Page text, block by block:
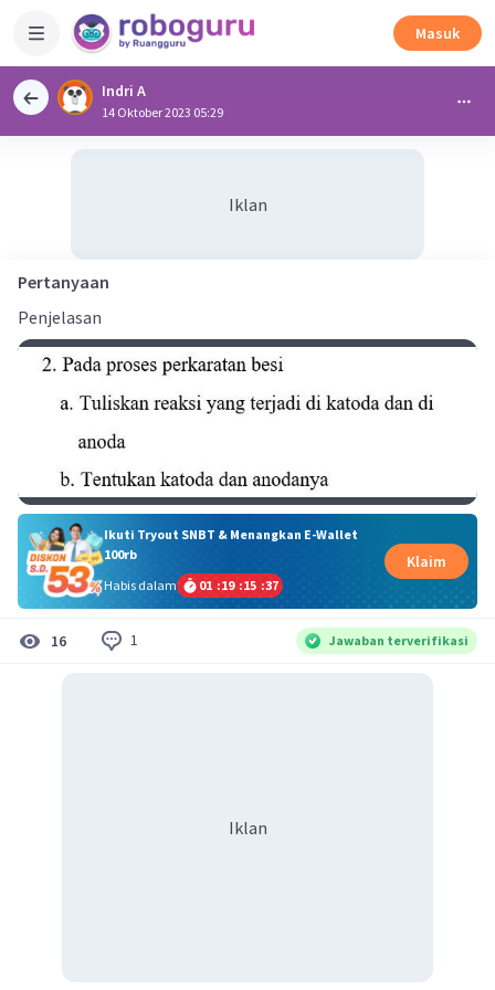
Masuk
Indri A
14 Oktober 2023 05:29
Iklan
Pertanyaan
Penjelasan
Ikuti Tryout SNBT & Menangkan E-Wallet
100rb
Habis dalam
01 :19 :15 :36
Klaim
16 1 Jawaban terverifikasi
Iklan